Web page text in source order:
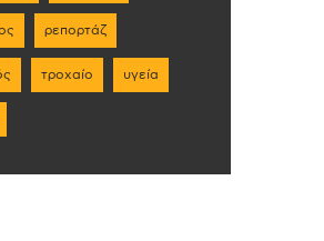
ρεπορτάζ
τροχαίο υγεία